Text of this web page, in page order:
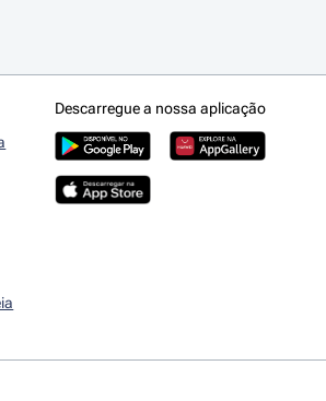
Descarregue a nossa aplicação